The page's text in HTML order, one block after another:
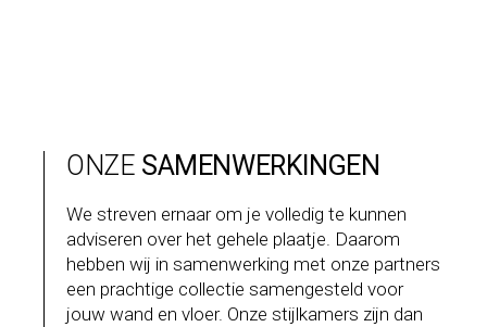
ONZE SAMENWERKINGEN
We streven ernaar om je volledig te kunnen
adviseren over het gehele plaatje. Daarom
hebben wij in samenwerking met onze partners
een prachtige collectie samengesteld voor
jouw wand en vloer. Onze stijlkamers zijn dan